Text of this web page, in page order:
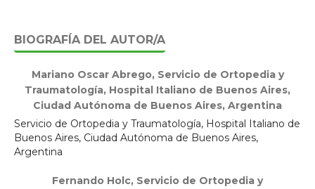
BIOGRAFÍA DEL AUTOR/A
Mariano Oscar Abrego, Servicio de Ortopedia y
Traumatología, Hospital Italiano de Buenos Aires,
Ciudad Autónoma de Buenos Aires, Argentina
Servicio de Ortopedia y Traumatología, Hospital Italiano de
Buenos Aires, Ciudad Autónoma de Buenos Aires,
Argentina
Fernando Holc, Servicio de Ortopedia y